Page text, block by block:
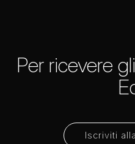
Iscriviti
Per ricevere